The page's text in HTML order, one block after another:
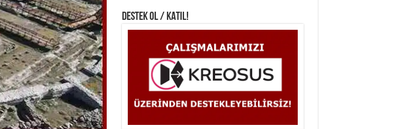
DESTEK OL / KATIL!